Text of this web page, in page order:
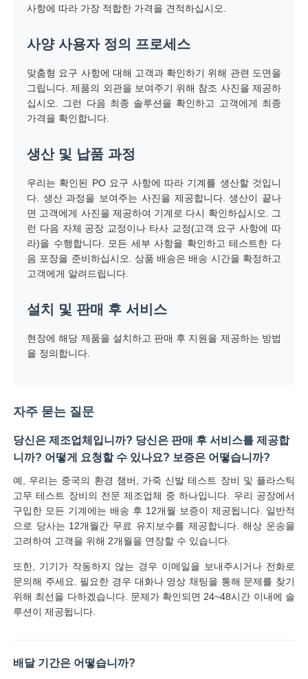
사항에 따라 가장 적합한 가격을 견적하십시오.
사양 사용자 정의 프로세스
맞춤형 요구 사항에 대해 고객과 확인하기 위해 관련 도면을
그립니다. 제품의 외관을 보여주기 위해 참조 사진을 제공하
십시오. 그런 다음 최종 솔루션을 확인하고 고객에게 최종
가격을 확인합니다.
생산 및 납품 과정
우리는 확인된 PO 요구 사항에 따라 기계를 생산할 것입니
다. 생산 과정을 보여주는 사진을 제공합니다. 생산이 끝나
면 고객에게 사진을 제공하여 기계로 다시 확인하십시오. 그
런 다음 자체 공장 교정이나 타사 교정(고객 요구 사항에 따
라)을 수행합니다. 모든 세부 사항을 확인하고 테스트한 다
음 포장을 준비하십시오. 상품 배송은 배송 시간을 확정하고
고객에게 알려드립니다.
설치 및 판매 후 서비스
현장에 해당 제품을 설치하고 판매 후 지원을 제공하는 방법
을 정의합니다.
자주 묻는 질문
당신은 제조업체입니까? 당신은 판매 후 서비스를 제공합
니까? 어떻게 요청할 수 있나요? 보증은 어떻습니까?
예, 우리는 중국의 환경 챔버, 가죽 신발 테스트 장비 및 플라스틱
고무 테스트 장비의 전문 제조업체 중 하나입니다. 우리 공장에서
구입한 모든 기계에는 배송 후 12개월 보증이 제공됩니다. 일반적
으로 당사는 12개월간 무료 유지보수를 제공합니다. 해상 운송을
고려하여 고객을 위해 2개월을 연장할 수 있습니다.
또한, 기기가 작동하지 않는 경우 이메일을 보내주시거나 전화로
문의해 주세요. 필요한 경우 대화나 영상 채팅을 통해 문제를 찾기
위해 최선을 다하겠습니다. 문제가 확인되면 24~48시간 이내에 솔
루션이 제공됩니다.
배달 기간은 어떻습니까?